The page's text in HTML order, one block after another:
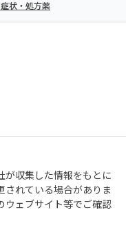
状・処方薬
が収集した情報をもとに
されている場合がありま
ウェブサイト等でご確認